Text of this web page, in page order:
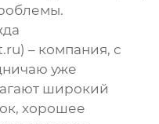
– компания, с
уже
широкий
хорошее